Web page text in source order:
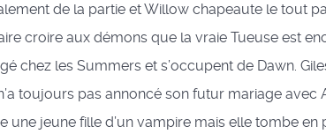
de la partie et Willow chapeaute le tout
croire aux démons que la vraie Tueuse est
chez les Summers et s’occupent de Dawn.
toujours pas annoncé son futur mariage avec
jeune fille d’un vampire mais elle tombe en